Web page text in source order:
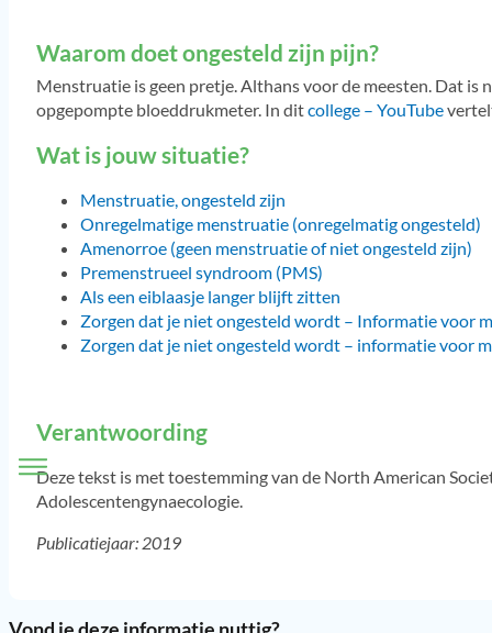
Waarom doet ongesteld zijn pijn?
Menstruatie is geen pretje. Althans voor de meesten. Dat is
opgepompte bloeddrukmeter. In ditcollege – YouTube
Wat is jouw situatie?
Menstruatie, ongesteld zijn
Onregelmatige menstruatie (onregelmatig ongesteld)
Amenorroe (geen menstruatie of niet ongesteld zijn)
Premenstrueel syndroom (PMS)
Als een eiblaasje langer blijft zitten
Zorgen dat je niet ongesteld wordt – Informatie voor
Zorgen dat je niet ongesteld wordt – informatie voor
Verantwoording
Deze tekst is met toestemming van de North American
Adolescentengynaecologie.
Publicatiejaar: 2019